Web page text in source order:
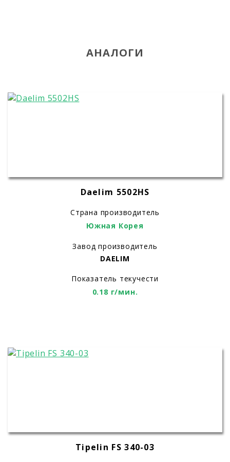
АНАЛОГИ
Daelim 5502HS
Страна производитель
Южная Корея
Завод производитель
DAELIM
Показатель текучести
0.18 г/мин.
Tipelin FS 340-03